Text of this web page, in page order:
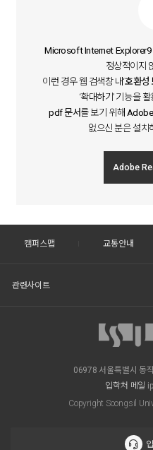
Microsoft Internet Explorer9
정상적이지
이런 경우 웹 검색창 내‘호환성
‘확대하기’ 기능을
pdf 문서를 보기 위해
없으신 분은 설치
Adobe
캠퍼스맵 교통안내
관련사이트
06978 서울특별시 동
입학처 메일
Copyright Soongsil